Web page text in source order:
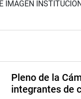
IMAGEN
Pleno de la
integrantes de